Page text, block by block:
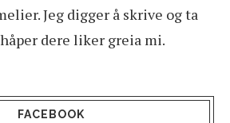
Jeg digger å skrive og ta
dere liker greia mi.
FACEBOOK